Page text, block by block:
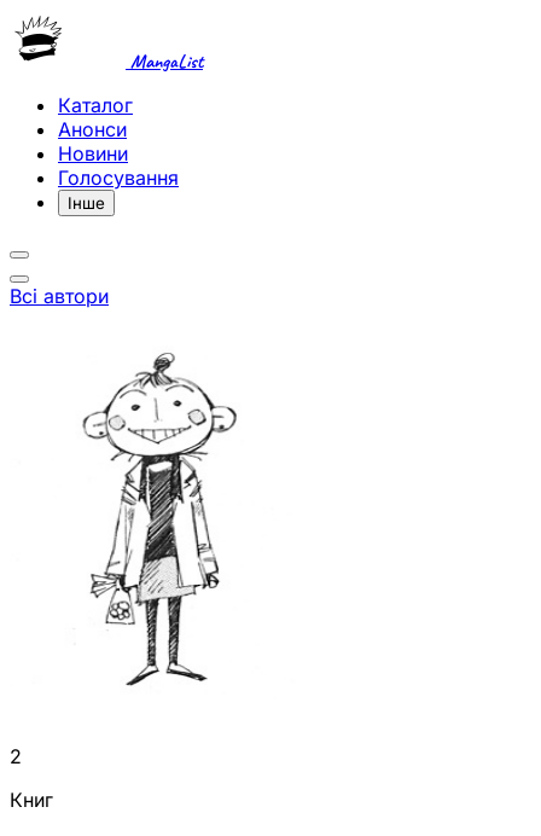
MangaList
Каталог
Анонси
Новини
Голосування
Інше
Всі автори
2
Книг